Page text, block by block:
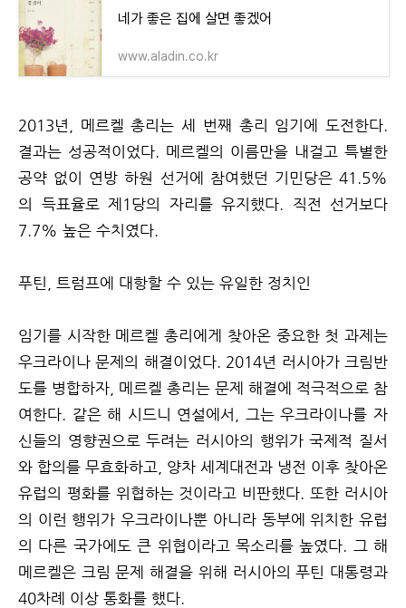
네가 좋은 집에 살면 좋겠어
www.aladin.co.kr
2013년, 메르켈 총리는 세 번째 총리 임기에 도전한다.
결과는 성공적이었다. 메르켈의 이름만을 내걸고 특별한
공약 없이 연방 하원 선거에 참여했던 기민당은 41.5%
의 득표율로 제1당의 자리를 유지했다. 직전 선거보다
7.7% 높은 수치였다.
푸틴, 트럼프에 대항할 수 있는 유일한 정치인
임기를 시작한 메르켈 총리에게 찾아온 중요한 첫 과제는
우크라이나 문제의 해결이었다. 2014년 러시아가 크림반
도를 병합하자, 메르켈 총리는 문제 해결에 적극적으로 참
여한다. 같은 해 시드니 연설에서, 그는 우크라이나를 자
신들의 영향권으로 두려는 러시아의 행위가 국제적 질서
와 합의를 무효화하고, 양차 세계대전과 냉전 이후 찾아온
유럽의 평화를 위협하는 것이라고 비판했다. 또한 러시아
의 이런 행위가 우크라이나뿐 아니라 동부에 위치한 유럽
의 다른 국가에도 큰 위협이라고 목소리를 높였다. 그 해
메르켈은 크림 문제 해결을 위해 러시아의 푸틴 대통령과
40차례 이상 통화를 했다.